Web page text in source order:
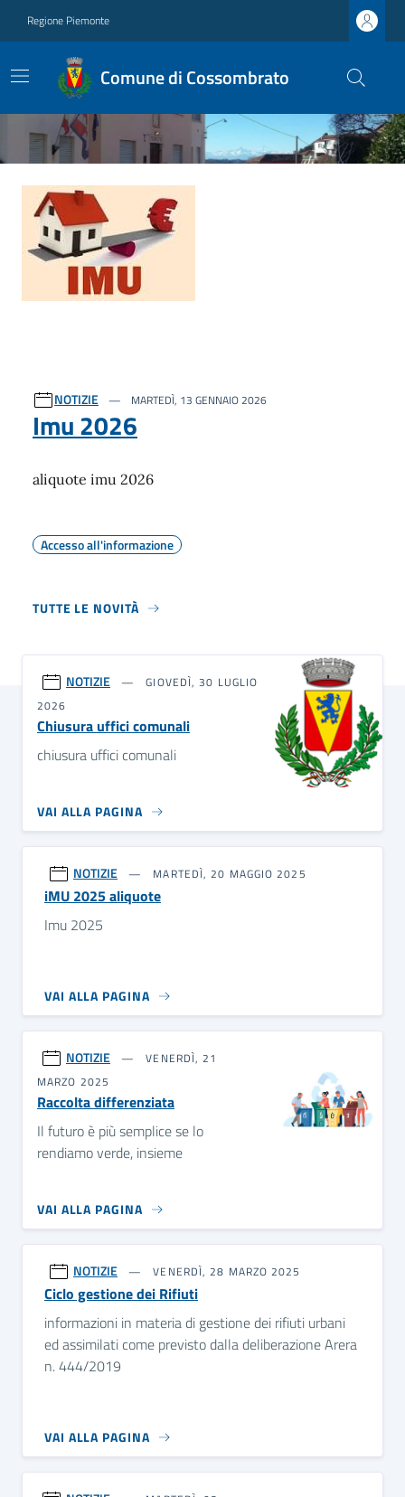
Regione Piemonte
Comune di Cossombrato
Ultime notizie
NOTIZIE MARTEDÌ, 13 GENNAIO 2026
Imu 2026
aliquote imu 2026
Accesso all'informazione
TUTTE LE NOVITÀ
NOTIZIE
GIOVEDÌ, 30 LUGLIO
2026
Chiusura uffici comunali
chiusura uffici comunali
VAI ALLA PAGINA
NOTIZIE MARTEDÌ, 20 MAGGIO 2025
iMU 2025 aliquote
Imu 2025
VAI ALLA PAGINA
NOTIZIE
VENERDÌ, 21
MARZO 2025
Raccolta differenziata
Il futuro è più semplice se lo
rendiamo verde, insieme
VAI ALLA PAGINA
NOTIZIE VENERDÌ, 28 MARZO 2025
Ciclo gestione dei Rifiuti
informazioni in materia di gestione dei rifiuti urbani
ed assimilati come previsto dalla deliberazione Arera
n. 444/2019
VAI ALLA PAGINA